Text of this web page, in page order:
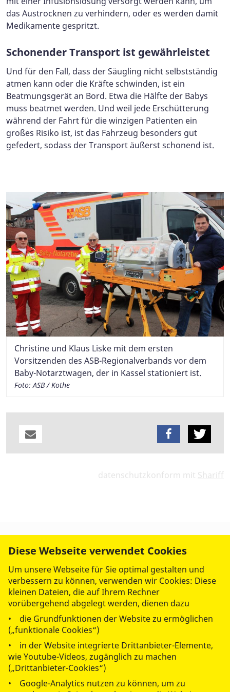
das Austrocknen zu verhindern, oder es werden damit
Medikamente gespritzt.
Schonender Transport ist gewährleistet
Und für den Fall, dass der Säugling nicht selbstständig
atmen kann oder die Kräfte schwinden, ist ein
Beatmungsgerät an Bord. Etwa die Hälfte der Babys
muss beatmet werden. Und weil jede Erschütterung
während der Fahrt für die winzigen Patienten ein
großes Risiko ist, ist das Fahrzeug besonders gut
gefedert, sodass der Transport äußerst schonend ist.
Christine und Klaus Liske mit dem ersten
Vorsitzenden des ASB-Regionalverbands vor dem
Baby-Notarztwagen, der in Kassel stationiert ist.
Foto: ASB / Kothe
datenschutzkonform mit Shariff
© 2026 ASB Regionalverband Kassel-Nordhessen
Diese Webseite verwendet Cookies
Um unsere Webseite für Sie optimal gestalten und
verbessern zu können, verwenden wir Cookies: Diese
kleinen Dateien, die auf Ihrem Rechner
vorübergehend abgelegt werden, dienen dazu
• die Grundfunktionen der Website zu ermöglichen
(„funktionale Cookies“)
• in der Website integrierte Drittanbieter-Elemente,
wie Youtube-Videos, zugänglich zu machen
(„Drittanbieter-Cookies“)
• Google-Analytics nutzen zu können, um zu